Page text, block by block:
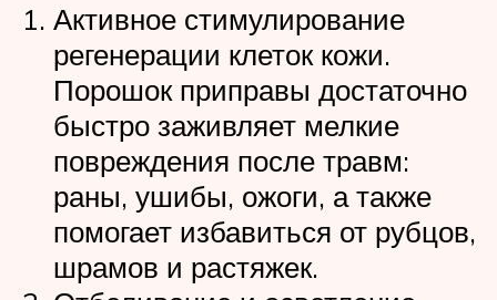
Активное стимулирование
регенерации клеток кожи.
Порошок приправы достаточно
быстро заживляет мелкие
повреждения после травм:
раны, ушибы, ожоги, а также
помогает избавиться от рубцов,
шрамов и растяжек.